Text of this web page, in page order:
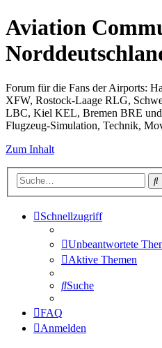
Aviation
Forum für die Fans der Airports:
XFW, Rostock-Laage RLG,
LBC, Kiel KEL, Bremen BRE
Flugzeug-Simulation, Technik,
Zum Inhalt
Schnellzugriff
Unbeantwortete
Aktive Themen
Suche
FAQ
Anmelden